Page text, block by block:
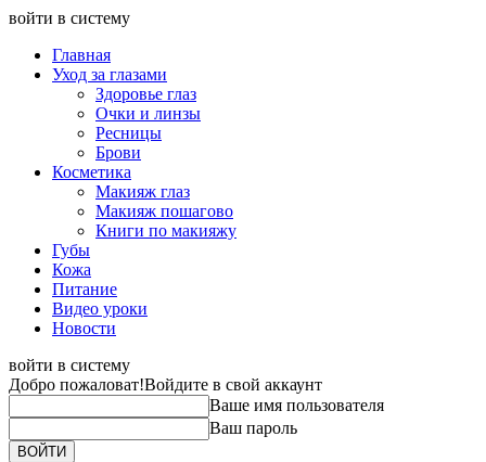
войти в систему
Главная
Уход за глазами
Здоровье глаз
Очки и линзы
Ресницы
Брови
Косметика
Макияж глаз
Макияж пошагово
Книги по макияжу
Губы
Кожа
Питание
Видео уроки
Новости
войти в систему
Добро пожаловат!Войдите в свой аккаунт
Ваше имя пользователя
Ваш пароль